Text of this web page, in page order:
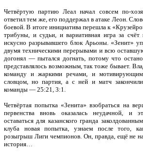
Четвёртую партию Леал начал совсем по-
ответил тем же, его поддержал в атаке Леон.
боевой. В итоге инициатива перешла к
трибуны, и судьи, и вариативная игра за счёт
искусно разрывавшего блок Арьоны. «Зенит»
двумя техническими перерывами и всю
догонял — пытался догнать, потому что
представлялось возможным, так тоже бывает.
команду и жаркими речами, и
словцом, но партия, а с ней и матч
команды — 25:21, 3:1.
Четвёртая попытка «Зенита» взобраться на
первенства вновь оказалась неудачной, и
оставаться для казанского гранда
клуба новая попытка, узнаем после того,
розыгрыш Лиги чемпионов. Он, правда, ещё не
история…